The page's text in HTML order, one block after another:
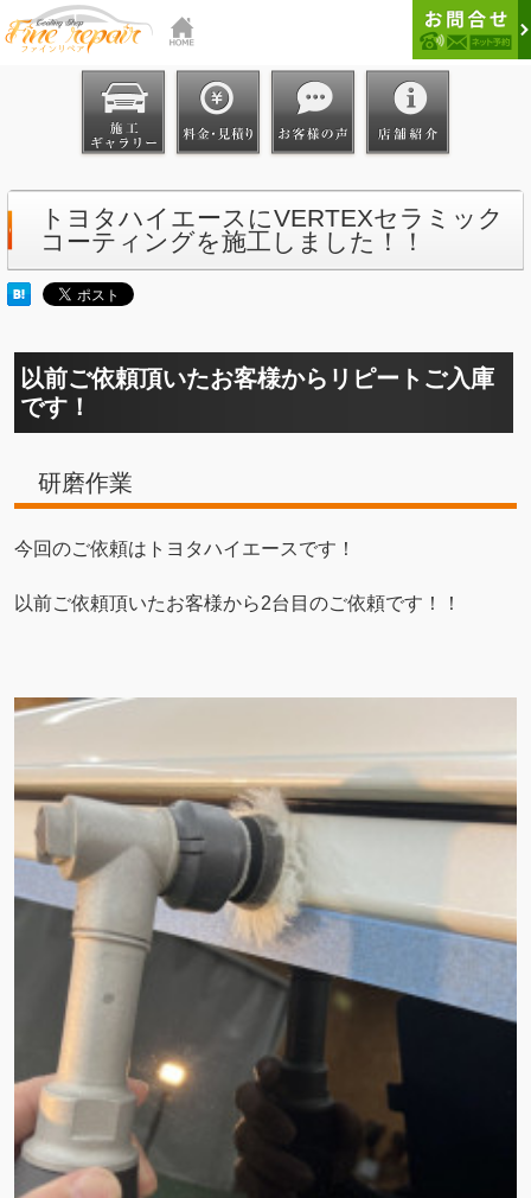
トヨタハイエースにVERTEXセラミック
コーティングを施工しました！！
以前ご依頼頂いたお客様からリピートご入庫
です！
研磨作業
今回のご依頼はトヨタハイエースです！
以前ご依頼頂いたお客様から2台目のご依頼です！！